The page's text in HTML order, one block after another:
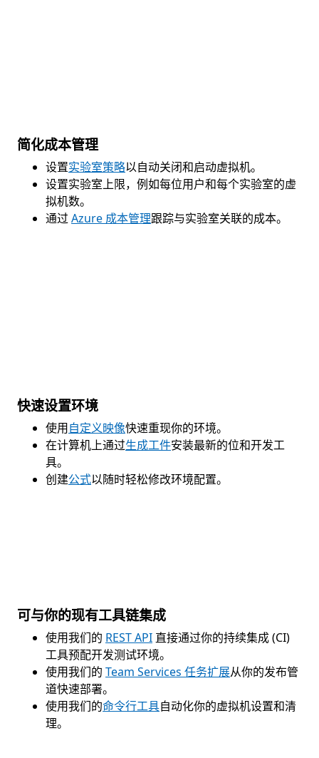
简化成本管理
设置实验室策略以自动关闭和启动虚拟机。
设置实验室上限，例如每位用户和每个实验室的虚
拟机数。
通过Azure 成本管理跟踪与实验室关联的成本。
快速设置环境
使用自定义映像快速重现你的环境。
在计算机上通过生成工件安装最新的位和开发工
具。
创建公式以随时轻松修改环境配置。
可与你的现有工具链集成
使用我们的 REST API 直接通过你的持续集成 (CI)
工具预配开发测试环境。
使用我们的 Team Services 任务扩展从你的发布管
道快速部署。
使用我们的命令行工具自动化你的虚拟机设置和清
理。